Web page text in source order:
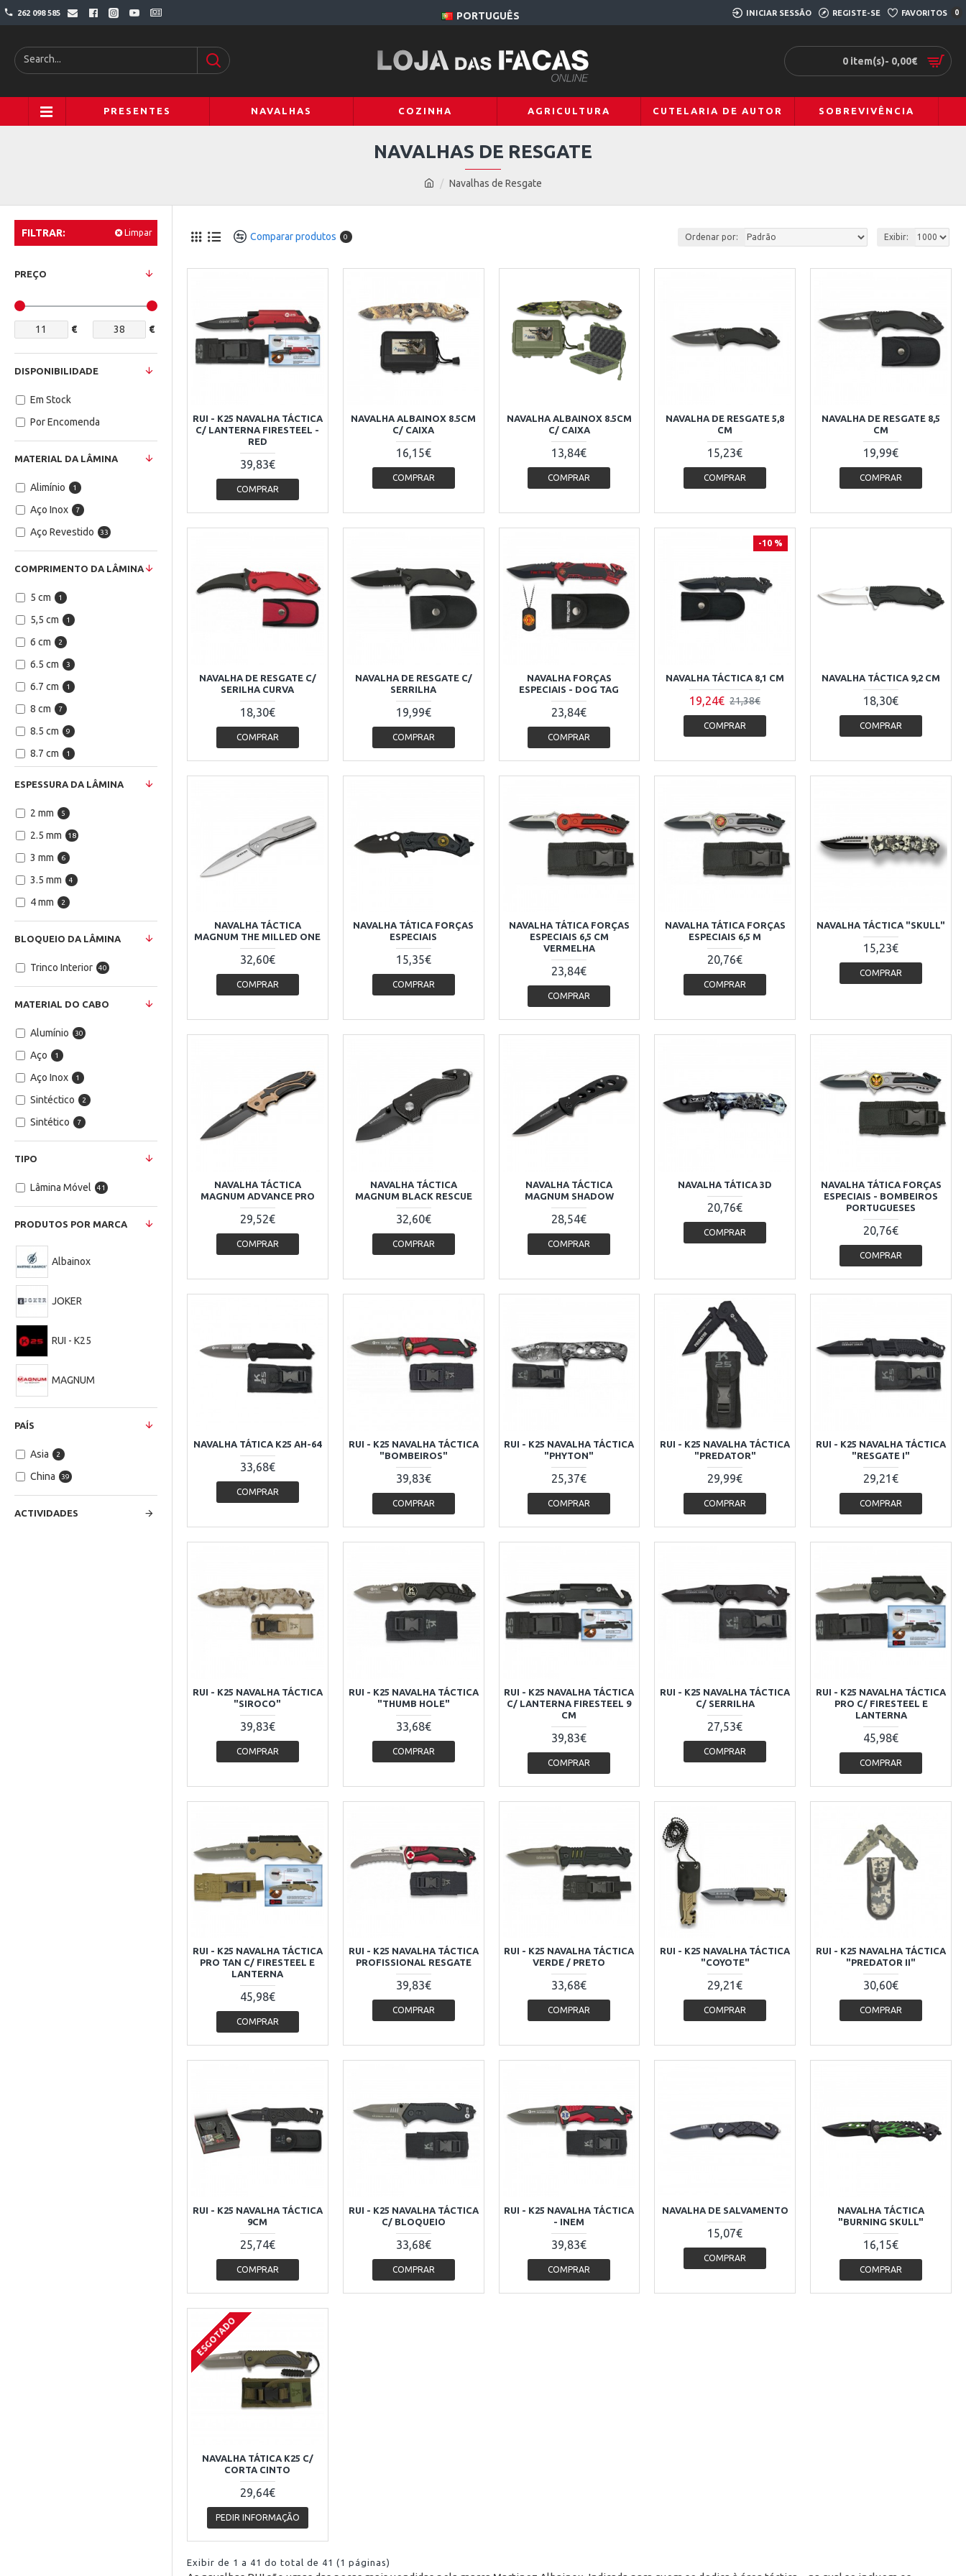
262 098 585 PORTUGUÊS INICIAR SESSÃO REGISTE-SE FAVORITOS 0
0 item(s)- 0,00€
PRESENTES NAVALHAS COZINHA AGRICULTURA CUTELARIA DE AUTOR SOBREVIVÊNCIA
Navalhas de Resgate
NAVALHAS DE RESGATE
FILTRAR: Limpar
PREÇO
€ €
PRODUTOS POR MARCA
Albainox
JOKER
RUI - K25
MAGNUM
ESPESSURA DA LÂMINA
2 mm 5
2.5 mm 18
3 mm 6
3.5 mm 4
4 mm 2
COMPRIMENTO DA LÂMINA
5 cm 1
5,5 cm 1
6 cm 2
6.5 cm 3
6.7 cm 1
8 cm 7
8.5 cm 9
8.7 cm 1
9.5 cm 4
MATERIAL DO CABO
Alumínio 30
Aço 1
Aço Inox 1
Sintéctico 2
Sintético 7
MATERIAL DA LÂMINA
Alimínio 1
Aço Inox 7
Aço Revestido 33
PAÍS
Asia 2
China 39
TIPO
Lâmina Móvel 41
BLOQUEIO DA LÂMINA
Trinco Interior 40
ACTIVIDADES
DISPONIBILIDADE
Em Stock
Por Encomenda
Comparar produtos 0 Ordenar por: Exibir:
RUI - K25 NAVALHA TÁCTICA
C/ LANTERNA FIRESTEEL -
RED
39,83€
COMPRAR
NAVALHA ALBAINOX 8.5CM
C/ CAIXA
16,15€
COMPRAR
NAVALHA ALBAINOX 8.5CM
C/ CAIXA
13,84€
COMPRAR
NAVALHA DE RESGATE 5,8
CM
15,23€
COMPRAR
NAVALHA DE RESGATE 8,5
CM
19,99€
COMPRAR
NAVALHA DE RESGATE C/
SERILHA CURVA
18,30€
COMPRAR
NAVALHA DE RESGATE C/
SERRILHA
19,99€
COMPRAR
NAVALHA FORÇAS
ESPECIAIS - DOG TAG
23,84€
COMPRAR
-10 %
NAVALHA TÁCTICA 8,1 CM
19,24€ 21,38€
COMPRAR
NAVALHA TÁCTICA 9,2 CM
18,30€
COMPRAR
NAVALHA TÁCTICA
MAGNUM THE MILLED ONE
32,60€
COMPRAR
NAVALHA TÁTICA FORÇAS
ESPECIAIS
15,35€
COMPRAR
NAVALHA TÁTICA FORÇAS
ESPECIAIS 6,5 CM
VERMELHA
23,84€
COMPRAR
NAVALHA TÁTICA FORÇAS
ESPECIAIS 6,5 M
20,76€
COMPRAR
NAVALHA TÁCTICA "SKULL"
15,23€
COMPRAR
NAVALHA TÁCTICA
MAGNUM ADVANCE PRO
29,52€
COMPRAR
NAVALHA TÁCTICA
MAGNUM BLACK RESCUE
32,60€
COMPRAR
NAVALHA TÁCTICA
MAGNUM SHADOW
28,54€
COMPRAR
NAVALHA TÁTICA 3D
20,76€
COMPRAR
NAVALHA TÁTICA FORÇAS
ESPECIAIS - BOMBEIROS
PORTUGUESES
20,76€
COMPRAR
NAVALHA TÁTICA K25 AH-64
33,68€
COMPRAR
RUI - K25 NAVALHA TÁCTICA
"BOMBEIROS"
39,83€
COMPRAR
RUI - K25 NAVALHA TÁCTICA
"PHYTON"
25,37€
COMPRAR
RUI - K25 NAVALHA TÁCTICA
"PREDATOR"
29,99€
COMPRAR
RUI - K25 NAVALHA TÁCTICA
"RESGATE I"
29,21€
COMPRAR
RUI - K25 NAVALHA TÁCTICA
"SIROCO"
39,83€
COMPRAR
RUI - K25 NAVALHA TÁCTICA
"THUMB HOLE"
33,68€
COMPRAR
RUI - K25 NAVALHA TÁCTICA
C/ LANTERNA FIRESTEEL 9
CM
39,83€
COMPRAR
RUI - K25 NAVALHA TÁCTICA
C/ SERRILHA
27,53€
COMPRAR
RUI - K25 NAVALHA TÁCTICA
PRO C/ FIRESTEEL E
LANTERNA
45,98€
COMPRAR
RUI - K25 NAVALHA TÁCTICA
PRO TAN C/ FIRESTEEL E
LANTERNA
45,98€
COMPRAR
RUI - K25 NAVALHA TÁCTICA
PROFISSIONAL RESGATE
39,83€
COMPRAR
RUI - K25 NAVALHA TÁCTICA
VERDE / PRETO
33,68€
COMPRAR
RUI - K25 NAVALHA TÁCTICA
"COYOTE"
29,21€
COMPRAR
RUI - K25 NAVALHA TÁCTICA
"PREDATOR II"
30,60€
COMPRAR
RUI - K25 NAVALHA TÁCTICA
9CM
25,74€
COMPRAR
RUI - K25 NAVALHA TÁCTICA
C/ BLOQUEIO
33,68€
COMPRAR
RUI - K25 NAVALHA TÁCTICA
- INEM
39,83€
COMPRAR
NAVALHA DE SALVAMENTO
15,07€
COMPRAR
NAVALHA TÁCTICA
"BURNING SKULL"
16,15€
COMPRAR
ESGOTADO
NAVALHA TÁTICA K25 C/
CORTA CINTO
29,64€
PEDIR INFORMAÇÃO
Exibir de 1 a 41 do total de 41 (1 páginas)